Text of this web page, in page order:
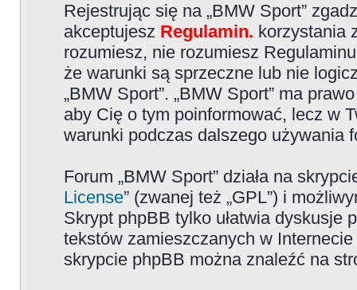
Rejestrując się na „BMW Sport”
akceptujesz Regulamin. korzystania
rozumiesz, nie rozumiesz
że warunki są sprzeczne lub nie
„BMW Sport”. „BMW Sport” ma
aby Cię o tym poinformować, lecz w
warunki podczas dalszego używania
Forum „BMW Sport” działa na
License” (zwanej też „GPL”) i
Skrypt phpBB tylko ułatwia dyskusje
tekstów zamieszczanych w
skrypcie phpBB można znaleźć na